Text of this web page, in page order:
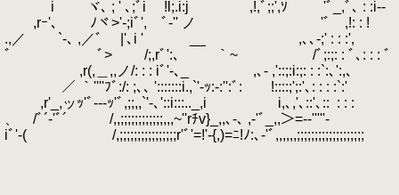
i ヾ､ ; ' ､;ﾞi !l;.i:j ,!,ﾞ;;',ｿ 'ﾞ_,ﾞ､ : :i-- あ
,rｰ'､
ﾉヾ>'‐;iﾞ', ﾞ‐'' ノ 'ﾞ ,!: : !
.,／ `‐､ ,／ﾞ |'､i ' __ ,､､-;' : : :', 下手な
ﾞ ﾞ> /;,rﾞ':､ ｀~ /ﾞ;:;: : ﾞ､: : :
,r(,＿,,ノ/: : : iﾞ'‐､_ ,､- ,'::;:i:;: : :`:､':,､
／ ｀''''ﾌﾞ:/: ;､､ ':::::::i.,`'‐ｯ:-:'':ﾞ: !::::;';:'､: : : :`:'
,r'_,ッｯ'ﾞ-‐-ｯ'ﾞ,;;,,`'-､'::i:::.._,i i,､,'､::'､:: : : :
、 /ﾞ´‐'ﾞ´ /,,;;;;;;;;;;;;,,,~''rﾁv}_,,､-､ ,-'ﾞ_,,＞=-‐'''''‐
iﾞ'‐( /,;;;;;;;;;;;;;;;;r'ﾞ'=!'-{,)=ﾆ!ﾉ:､‐'ﾞ,,,,,,;;;;;;;;;;;;;;;;;;;